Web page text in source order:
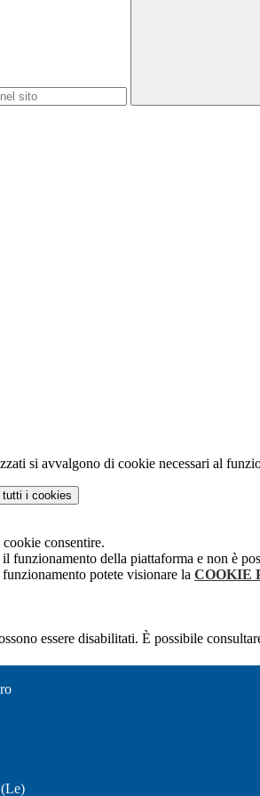
si avvalgono di cookie necessari al
i cookies
consentire.
funzionamento della piattaforma e non è
potete visionare la COOKIE
essere disabilitati. È possibile